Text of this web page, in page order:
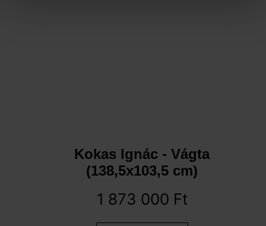
Kokas Ignác - Vágta
(138,5x103,5 cm)
1 873 000 Ft